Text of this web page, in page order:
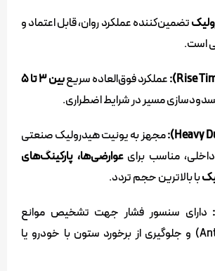
تضمین‌کننده عملکرد روان، قابل اعتماد و
است.
عملکرد فوق‌العاده سریع
بین ۳ تا ۵
مسیر در شرایط اضطراری.
مجهز به یونیت هیدرولیک صنعتی
مناسب برایعوارضی‌ها، پارکینگ‌های
با بالاترین حجم تردد.
دارای سنسور فشار جهت تشخیص موانع
(Anti-Crush Sensor) و جلوگیری از برخورد ستون با خودرو یا